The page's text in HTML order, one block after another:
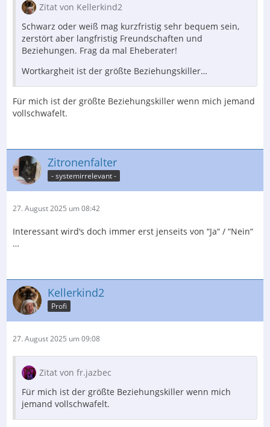
Zitat von Kellerkind2
Schwarz oder weiß mag kurzfristig sehr bequem sein,
zerstört aber langfristig Freundschaften und
Beziehungen. Frag da mal Eheberater!
Wortkargheit ist der größte Beziehungskiller…
Für mich ist der größte Beziehungskiller wenn mich jemand
vollschwafelt.
Zitronenfalter
- systemirrelevant -
27. August 2025 um 08:42
Interessant wird‘s doch immer erst jenseits von “Ja“ / “Nein“
…
Kellerkind2
Profi
27. August 2025 um 09:08
Zitat von fr.jazbec
Für mich ist der größte Beziehungskiller wenn mich
jemand vollschwafelt.